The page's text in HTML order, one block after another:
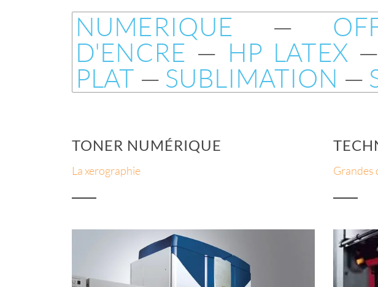
NUMERIQUE —
D'ENCRE — HP LATEX —
PLAT — SUBLIMATION —
TONER NUMÉRIQUE
La xerographie Grandes
Stickers en
planche
Plusieurs